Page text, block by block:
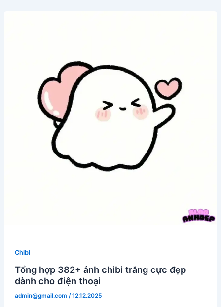
Chibi
Tổng hợp 382+ ảnh chibi trắng cực đẹp
dành cho điện thoại
admin@gmail.com /12.12.2025